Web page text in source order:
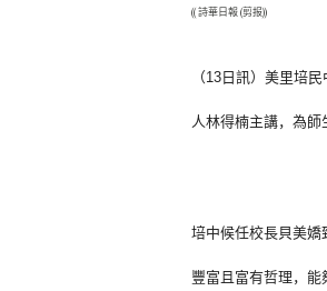
(( 詩華日報 (剪报))
（13日訊）美里培
人林得楠主講，為師
培中候任校長貝美嬌
豐富且富有哲理， 能